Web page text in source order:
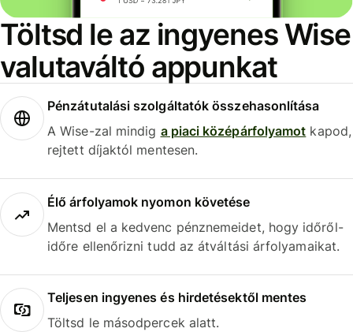
Töltsd le az ingyenes Wise
valutaváltó appunkat
Pénzátutalási szolgáltatók összehasonlítása
A Wise-zal mindig a piaci középárfolyamot kapod,
rejtett díjaktól mentesen.
Élő árfolyamok nyomon követése
Mentsd el a kedvenc pénznemeidet, hogy időről-
időre ellenőrizni tudd az átváltási árfolyamaikat.
Teljesen ingyenes és hirdetésektől mentes
Töltsd le másodpercek alatt.